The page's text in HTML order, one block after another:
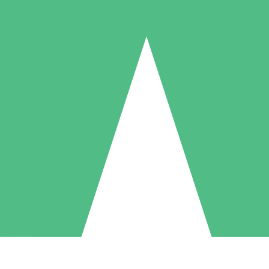
Individuella Kreditpaket
per användning med nedladdningskrediter. Inget månatligt åtagande
5 Nedladdningar
US$